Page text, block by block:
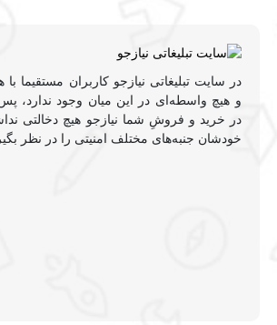
در سایت تبلیغاتی نیازجو کاربران مستقیما
و هیچ واسطه‌ای در این میان وجود ندارد،
در خرید و فروشِ شما نیازجو هیچ دخالتی
خودشان جنبه‌های مختلف امنیتی را در نظر